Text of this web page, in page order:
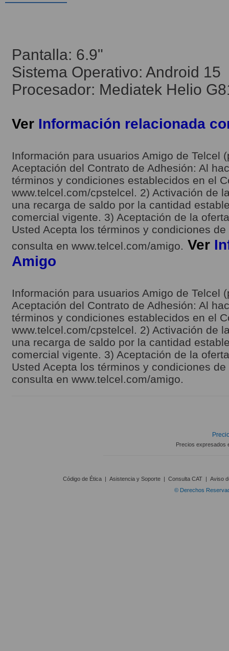
Pantalla: 6.9"
Sistema Operativo: Android 15
Procesador: Mediatek Helio
Ver Información relacionada
Información para usuarios Amigo de Telcel
Aceptación del Contrato de Adhesión: Al
términos y condiciones establecidos en el
www.telcel.com/cpstelcel. 2) Activación de
una recarga de saldo por la cantidad
comercial vigente. 3) Aceptación de la
Usted Acepta los términos y condiciones
consulta en www.telcel.com/amigo. Ver
Amigo
Información para usuarios Amigo de Telcel
Aceptación del Contrato de Adhesión: Al
términos y condiciones establecidos en el
www.telcel.com/cpstelcel. 2) Activación de
una recarga de saldo por la cantidad
comercial vigente. 3) Aceptación de la
Usted Acepta los términos y condiciones
consulta en www.telcel.com/amigo.
Precios expresados
Código de Ética | Asistencia y Soporte | Consulta CAT | Aviso
© Derechos